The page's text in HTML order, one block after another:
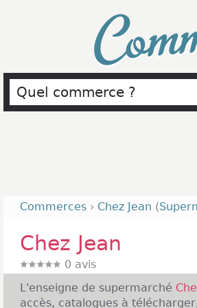
Commerces › Chez Jean (
Chez Jean
0 avis
L'enseigne de supermarché
accès, catalogues à